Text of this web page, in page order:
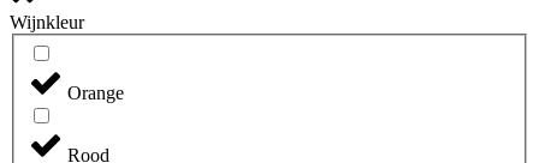
Wijnkleur
Orange
Rood